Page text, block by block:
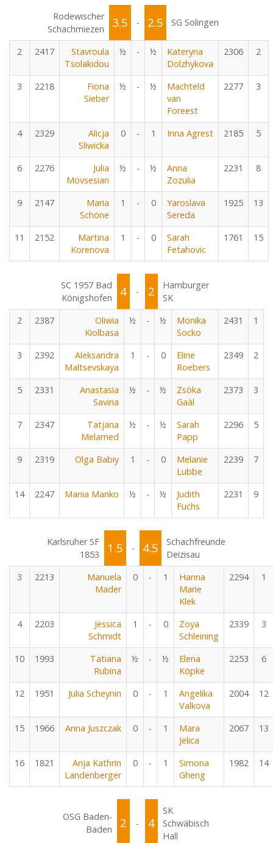
Rodewischer
Schachmiezen
3.5 - 2.5 SG Solingen
2 2417
Stavroula
Tsolakidou
½ - ½
Kateryna
Dolzhykova
2306 2
3 2218
Fiona
Sieber
½ - ½
Machteld
van
Foreest
2277 3
4 2329
Alicja
Sliwicka
0 - 1 Inna Agrest 2185 5
6 2276
Julia
Movsesian
½ - ½
Anna
Zozulia
2231 8
9 2147
Maria
Schöne
1 - 0
Yaroslava
Sereda
1925 13
11 2152
Martina
Korenova
1 - 0
Sarah
Fetahovic
1761 15
SC 1957 Bad
Königshofen
4 - 2
Hamburger
SK
2
2387
Oliwia
Kiolbasa
½ - ½
Monika
Socko
2431 1
3 2392
Aleksandra
Maltsevskaya
1 - 0
Eline
Roebers
2349 2
5 2331
Anastasia
Savina
½ - ½
Zsòka
Gaàl
2373 3
7 2347
Tatjana
Melamed
½ - ½
Sarah
Papp
2296 5
9 2319 Olga Babiy 1 - 0
Melanie
Lubbe
2239 7
14 2247 Mariia Manko ½ - ½
Judith
Fuchs
2231 9
Karlsruher SF
1853
1.5 - 4.5
Schachfreunde
Deizisau
3
2213
Manuela
Mader
0 - 1
Hanna
Marie
Klek
2294 1
4 2203
Jessica
Schmidt
1 - 0
Zoya
Schleining
2339 3
10 1993
Tatiana
Rubina
½ - ½
Elena
Köpke
2253 6
12 1951 Julia Scheynin 0 - 1
Angelika
Valkova
2004 12
15 1966 Anna Juszczak 0 - 1
Mara
Jelica
2067 13
16 1821
Anja Kathrin
Landenberger
0 - 1
Simona
Gheng
1982 14
OSG Baden-
Baden
2 - 4
SK
Schwäbisch
Hall